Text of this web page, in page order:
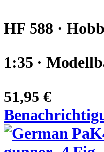
HF 588 ·
1:35 ·
51,95 €